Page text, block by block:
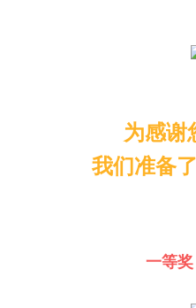
为感谢
我们准备
一等奖